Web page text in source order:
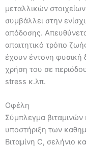
μεταλλικών
συμβάλλει στην
απόδοσης.
απαιτητικό τρόπο
έχουν έντονη φυσική
χρήση του σε
stress κ.λπ.
Οφέλη
Σύμπλεγμα
υποστήριξη των
Βιταμίνη C, σελήνιο